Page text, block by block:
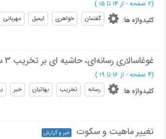
(‎2 صفحه - از 14 تا 15 )
کلیدواژه ها: گفتمان خواهری ایمیل مهربانی
غوغاسالاری رسانه‌ای، حاشیه ای بر تخریب 3 ساختمان نیمه ساز در روشنکوه مازندران
(‎4 صفحه - از 16 تا 19 )
کلیدواژه ها: رسانه تخریب بهائیان خبر
تغییر ماهیت و سکوت خبر و گزارش